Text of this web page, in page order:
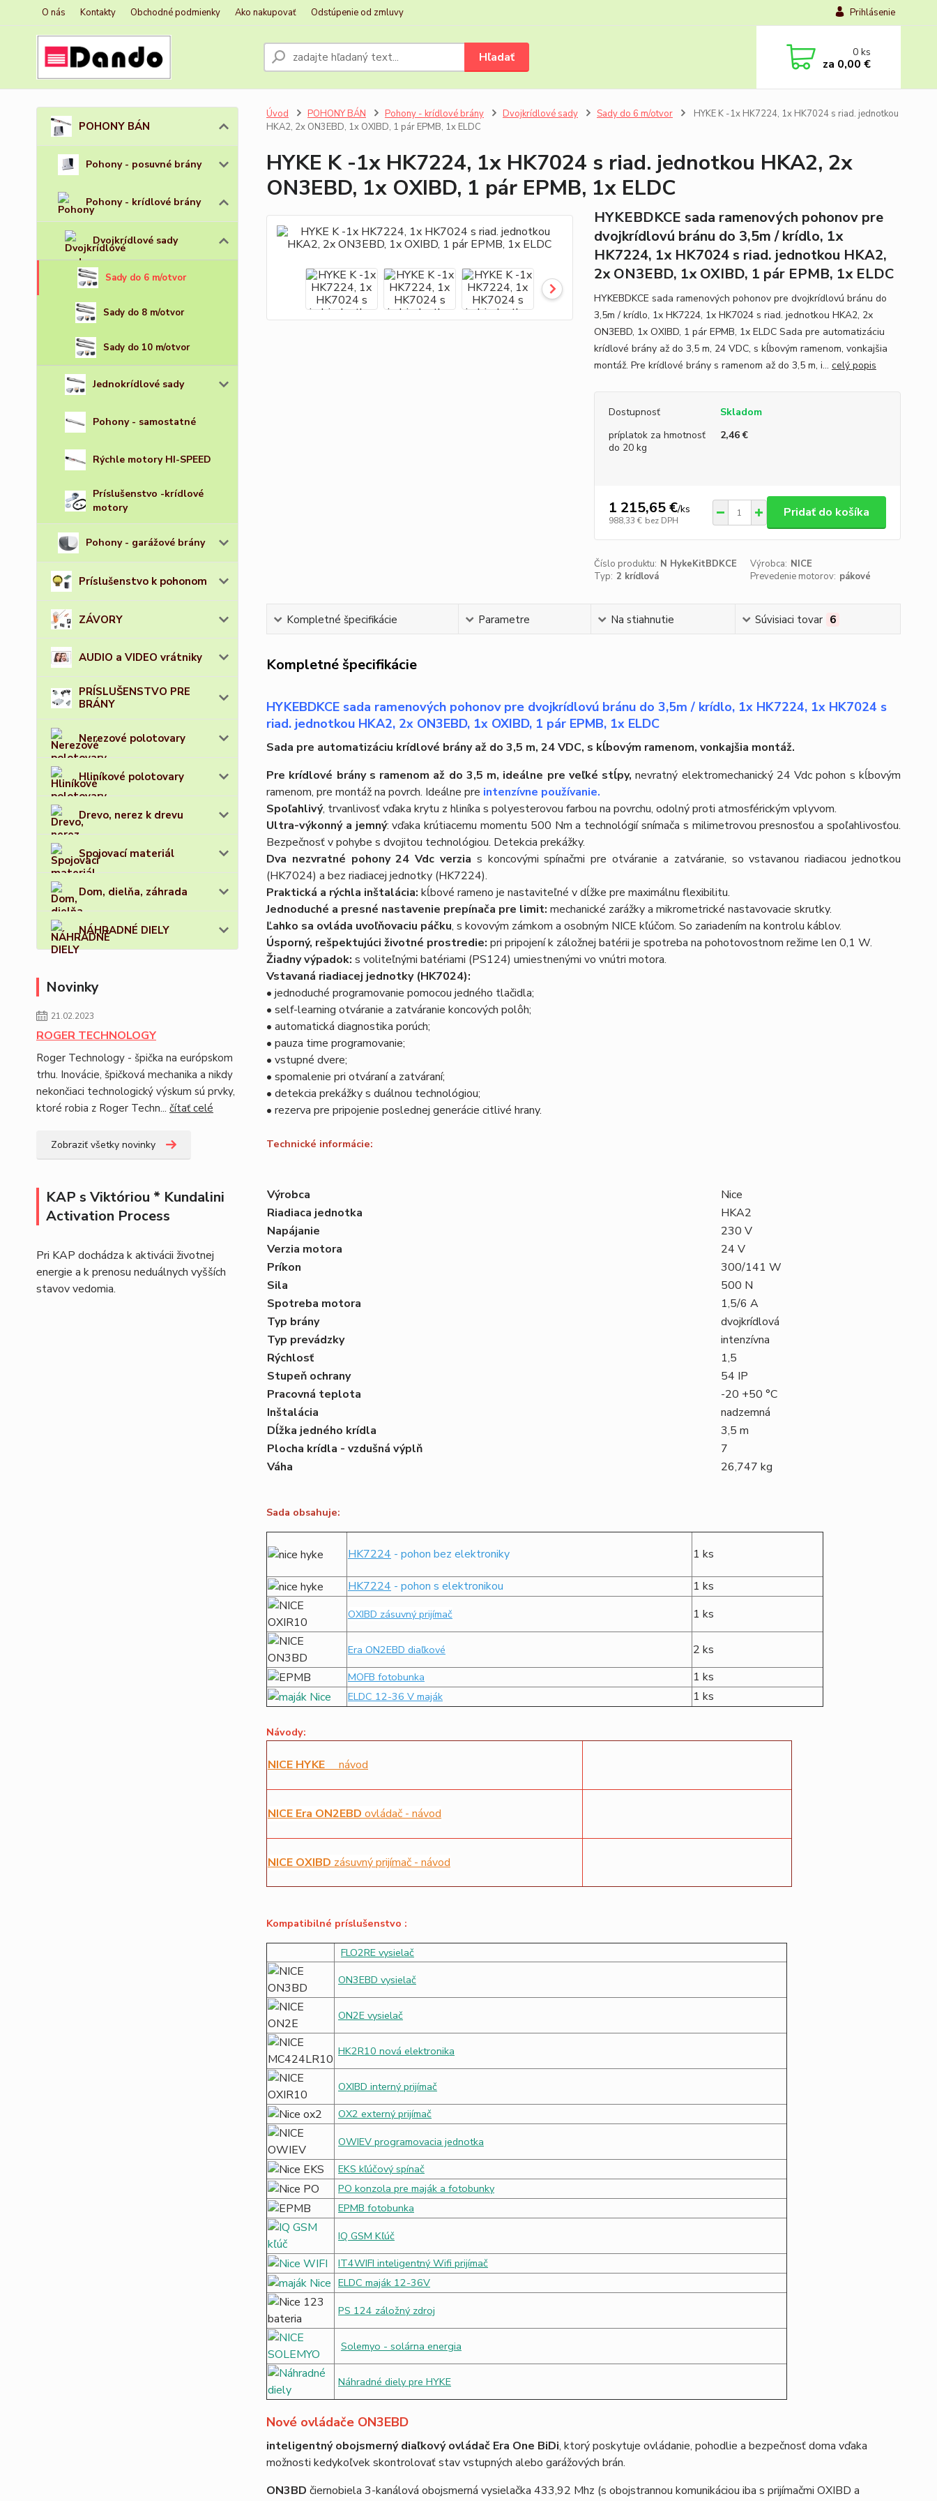
O nás Kontakty Obchodné podmienky Ako nakupovať Odstúpenie od zmluvy Prihlásenie
Hľadať 0ks
za 0,00 €
POHONY BÁN
Pohony - posuvné brány
Pohony - krídlové brány
Dvojkrídlové sady
Sady do 6 m/otvor
Sady do 8 m/otvor
Sady do 10 m/otvor
Jednokrídlové sady
Pohony - samostatné
Rýchle motory HI-SPEED
Príslušenstvo -krídlové
motory
Pohony - garážové brány
Príslušenstvo k pohonom
ZÁVORY
AUDIO a VIDEO vrátniky
PRÍSLUŠENSTVO PRE
BRÁNY
Nerezové polotovary
Hliníkové polotovary
Drevo, nerez k drevu
Spojovací materiál
Dom, dielňa, záhrada
NÁHRADNÉ DIELY
Novinky
21.02.2023
ROGER TECHNOLOGY
Roger Technology - špička na európskom
trhu. Inovácie, špičková mechanika a nikdy
nekončiaci technologický výskum sú prvky,
ktoré robia z Roger Techn... čítať celé
Zobraziť všetky novinky
KAP s Viktóriou * Kundalini
Activation Process
Pri KAP dochádza k aktivácii životnej
energie a k prenosu neduálnych vyšších
stavov vedomia.
Úvod POHONY BÁN Pohony - krídlové brány Dvojkrídlové sady Sady do 6 m/otvor
HYKE K -1x HK7224, 1x HK7024 s riad. jednotkou
HKA2, 2x ON3EBD, 1x OXIBD, 1 pár EPMB, 1x ELDC
HYKE K -1x HK7224, 1x HK7024 s riad. jednotkou HKA2, 2x
ON3EBD, 1x OXIBD, 1 pár EPMB, 1x ELDC
HYKEBDKCE sada ramenových pohonov pre
dvojkrídlovú bránu do 3,5m / krídlo, 1x
HK7224, 1x HK7024 s riad. jednotkou HKA2,
2x ON3EBD, 1x OXIBD, 1 pár EPMB, 1x ELDC
HYKEBDKCE sada ramenových pohonov pre dvojkrídlovú bránu do
3,5m / krídlo, 1x HK7224, 1x HK7024 s riad. jednotkou HKA2, 2x
ON3EBD, 1x OXIBD, 1 pár EPMB, 1x ELDC Sada pre automatizáciu
krídlové brány až do 3,5 m, 24 VDC, s kĺbovým ramenom, vonkajšia
montáž. Pre krídlové brány s ramenom až do 3,5 m, i... celý popis
Dostupnosť
Skladom
príplatok za hmotnosť
do 20 kg
2,46 €
1 215,65 €/ks
988,33 € bez DPH
Pridať do košíka
Číslo produktu: N HykeKitBDKCE Výrobca: NICE
Typ: 2 krídlová Prevedenie motorov: pákové
Kompletné špecifikácie Parametre Na stiahnutie Súvisiaci tovar 6
Kompletné špecifikácie
HYKEBDKCE sada ramenových pohonov pre dvojkrídlovú bránu do 3,5m / krídlo, 1x HK7224, 1x HK7024 s
riad. jednotkou HKA2, 2x ON3EBD, 1x OXIBD, 1 pár EPMB, 1x ELDC
Sada pre automatizáciu krídlové brány až do 3,5 m, 24 VDC, s kĺbovým ramenom, vonkajšia montáž.
Pre krídlové brány s ramenom až do 3,5 m, ideálne pre veľké stĺpy,nevratný elektromechanický 24 Vdc pohon s kĺbovým
ramenom, pre montáž na povrch. Ideálne pre intenzívne používanie.
Spoľahlivý, trvanlivosť vďaka krytu z hliníka s polyesterovou farbou na povrchu, odolný proti atmosférickým vplyvom.
Ultra-výkonný a jemný: vďaka krútiacemu momentu 500 Nm a technológií snímača s milimetrovou presnosťou a spoľahlivosťou.
Bezpečnosť v pohybe s dvojitou technológiou. Detekcia prekážky.
Dva nezvratné pohony 24 Vdc verzia s koncovými spínačmi pre otváranie a zatváranie, so vstavanou riadiacou jednotkou
(HK7024) a bez riadiacej jednotky (HK7224).
Praktická a rýchla inštalácia: kĺbové rameno je nastaviteľné v dĺžke pre maximálnu flexibilitu.
Jednoduché a presné nastavenie prepínača pre limit: mechanické zarážky a mikrometrické nastavovacie skrutky.
Ľahko sa ovláda uvoľňovaciu páčku, s kovovým zámkom a osobným NICE kľúčom. So zariadením na kontrolu káblov.
Úsporný, rešpektujúci životné prostredie: pri pripojení k záložnej batérii je spotreba na pohotovostnom režime len 0,1 W.
Žiadny výpadok: s voliteľnými batériami (PS124) umiestnenými vo vnútri motora.
Vstavaná riadiacej jednotky (HK7024):
• jednoduché programovanie pomocou jedného tlačidla;
• self-learning otváranie a zatváranie koncových polôh;
• automatická diagnostika porúch;
• pauza time programovanie;
• vstupné dvere;
• spomalenie pri otváraní a zatváraní;
• detekcia prekážky s duálnou technológiou;
• rezerva pre pripojenie poslednej generácie citlivé hrany.
Technické informácie:
Výrobca
Nice
Riadiaca jednotka
HKA2
Napájanie
230 V
Verzia motora
24 V
Príkon
300/141 W
Sila
500 N
Spotreba motora
1,5/6 A
Typ brány
dvojkrídlová
Typ prevádzky
intenzívna
Rýchlosť
1,5
Stupeň ochrany
54 IP
Pracovná teplota
-20 +50 °C
Inštalácia
nadzemná
Dĺžka jedného krídla
3,5 m
Plocha krídla - vzdušná výplň
7
Váha
26,747 kg
Sada obsahuje:
HK7224 - pohon bez elektroniky 1 ks
HK7224 - pohon s elektronikou 1 ks
OXIBD zásuvný prijímač 1 ks
Era ON2EBD diaľkové 2 ks
MOFB fotobunka 1 ks
ELDC 12-36 V maják 1 ks
Návody:
NICE HYKE návod
NICE Era ON2EBD ovládač - návod
NICE OXIBD zásuvný prijímač - návod
Kompatibilné príslušenstvo :
FLO2RE vysielač
ON3EBD vysielač
ON2E vysielač
HK2R10 nová elektronika
OXIBD interný prijímač
OX2 externý prijímač
OWIEV programovacia jednotka
EKS kľúčový spínač
PO konzola pre maják a fotobunky
EPMB fotobunka
IQ GSM Kľúč
IT4WIFI inteligentný Wifi prijímač
ELDC maják 12-36V
PS 124 záložný zdroj
Solemyo - solárna energia
Náhradné diely pre HYKE
Nové ovládače ON3EBD
inteligentný obojsmerný diaľkový ovládač Era One BiDi, ktorý poskytuje ovládanie, pohodlie a bezpečnosť doma vďaka
možnosti kedykoľvek skontrolovať stav vstupných alebo garážových brán.
ON3BD čiernobiela 3-kanálová obojsmerná vysielačka 433,92 Mhz (s obojstrannou komunikáciou iba s prijímačmi OXIBD a